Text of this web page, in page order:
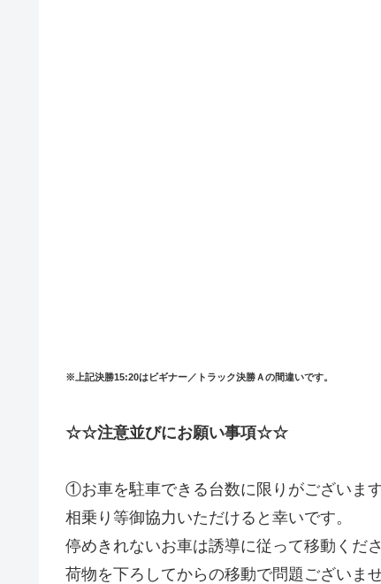
※上記決勝15:20はビギナー／トラック決勝Ａの間違いです。
☆☆注意並びにお願い事項☆☆
①お車を駐車できる台数に限りがございます
相乗り等御協力いただけると幸いです。
停めきれないお車は誘導に従って移動くだ
荷物を下ろしてからの移動で問題ございませ